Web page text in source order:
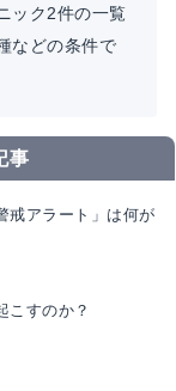
ック2件の一覧
などの条件で
事
戒アラート」は何が
こすのか？